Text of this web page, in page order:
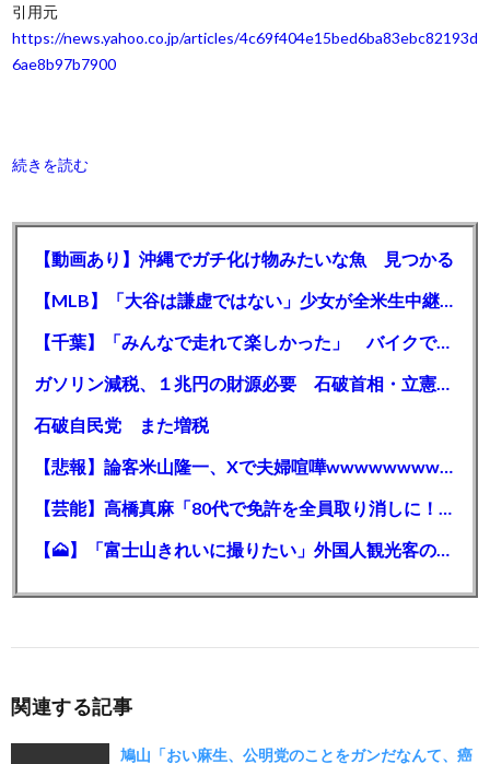
引用元
https://news.yahoo.co.jp/articles/4c69f404e15bed6ba83ebc82193d
6ae8b97b7900
続きを読む
【動画あり】沖縄でガチ化け物みたいな魚 見つかる
【MLB】「大谷は謙虚ではない」少女が全米生中継で突然の大谷翔平批判 サイン無視された過去明かす
【千葉】「みんなで走れて楽しかった」 バイクでバースデー集団暴走 男女５７人を書類送検 SNSで参加者募る
ガソリン減税、１兆円の財源必要 石破首相・立憲野田氏「財源は死に物狂いで確保しなければならない」「本当に死に物狂いで」
石破自民党 また増税
【悲報】論客米山隆一、Xで夫婦喧嘩wwwwwwwwwwww
【芸能】高橋真麻「80代で免許を全員取り消しに！」 高齢ドライバーの事故問題で、高齢者の運転免許取り消し法を提案
【🗻】「富士山きれいに撮りたい」外国人観光客のレンタカー事故が急増…「ハンドルが逆で慣れず」、道の狭さも
関連する記事
鳩山「おい麻生、公明党のことをガンだなんて、癌